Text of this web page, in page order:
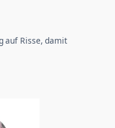
auf Risse, damit